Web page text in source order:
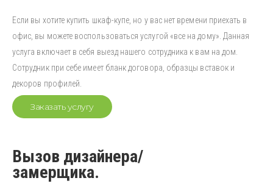
Если вы хотите купить шкаф-купе, но у вас нет времени приехать в
офис, вы можете воспользоваться услугой «все на дому». Данная
услуга включает в себя выезд нашего сотрудника к вам на дом.
Сотрудник при себе имеет бланк договора, образцы вставок и
декоров профилей.
Заказать услугу
Вызов дизайнера/
замерщика.